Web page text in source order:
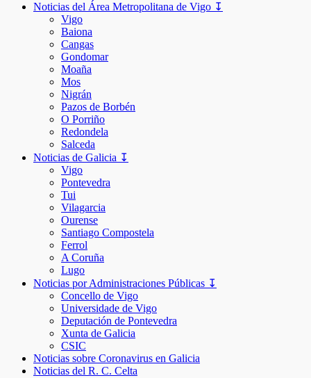
Noticias del Área Metropolitana de Vigo ↧
Vigo
Baiona
Cangas
Gondomar
Moaña
Mos
Nigrán
Pazos de Borbén
O Porriño
Redondela
Salceda
Noticias de Galicia ↧
Vigo
Pontevedra
Tui
Vilagarcia
Ourense
Santiago Compostela
Ferrol
A Coruña
Lugo
Noticias por Administraciones Públicas ↧
Concello de Vigo
Universidade de Vigo
Deputación de Pontevedra
Xunta de Galicia
CSIC
Noticias sobre Coronavirus en Galicia
Noticias del R. C. Celta